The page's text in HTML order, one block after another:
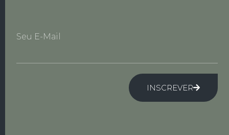
Seu E-Mail
INSCREVER